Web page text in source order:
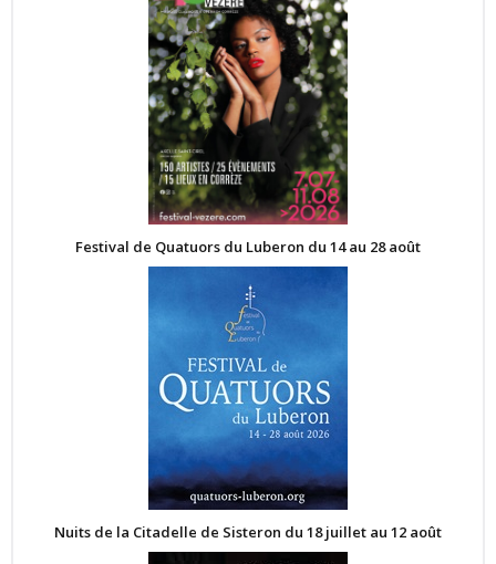
Festival de Quatuors du Luberon du 14 au 28 août
Nuits de la Citadelle de Sisteron du 18 juillet au 12 août